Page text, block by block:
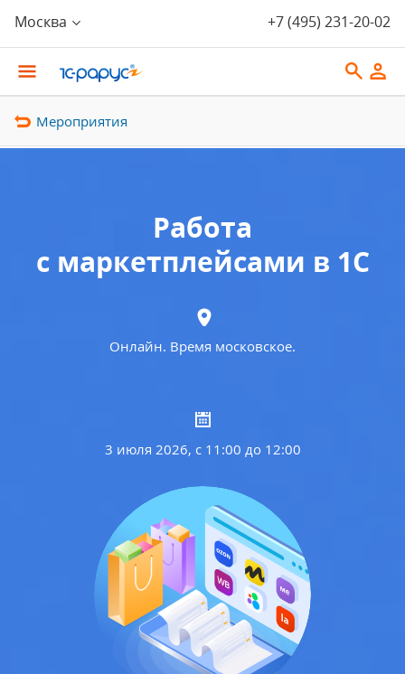
Москва +7 (495) 231-20-02
Мероприятия
Работа
с маркетплейсами в 1С
Онлайн. Время московское.
3 июля 2026, с 11:00 до 12:00